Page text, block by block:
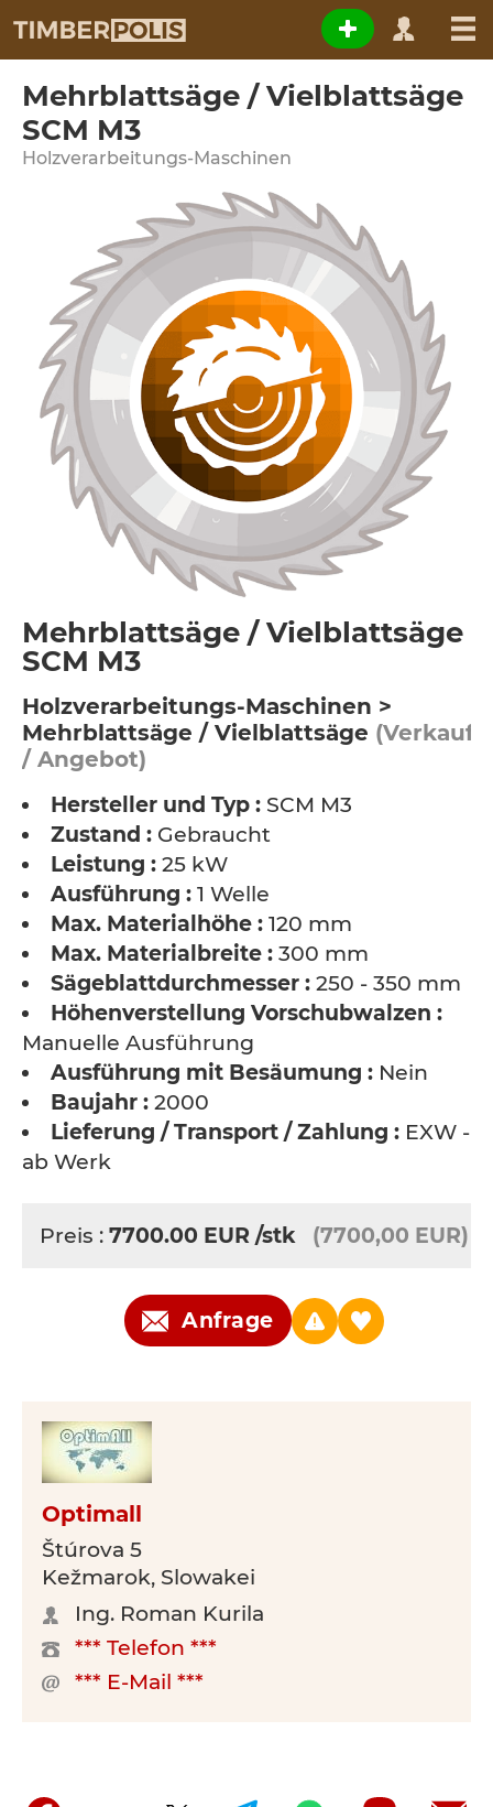
Mehrblattsäge / Vielblattsäge
SCM M3
Holzverarbeitungs-Maschinen
Mehrblattsäge / Vielblattsäge -
SCM M3
Holzverarbeitungs-Maschinen >
Mehrblattsäge / Vielblattsäge (Verkauf
/ Angebot)
Hersteller und Typ : SCM M3
Zustand : Gebraucht
Leistung : 25 kW
Ausführung : 1 Welle
Max. Materialhöhe : 120 mm
Max. Materialbreite : 300 mm
Sägeblattdurchmesser : 250 - 350 mm
Höhenverstellung Vorschubwalzen :
Manuelle Ausführung
Ausführung mit Besäumung : Nein
Baujahr : 2000
Lieferung / Transport / Zahlung : EXW -
ab Werk
Preis : 7700.00 EUR /stk (7700,00 EUR)
Anfrage
Optimall
Štúrova 5
Kežmarok, Slowakei
Ing. Roman Kurila
*** Telefon ***
*** E-Mail ***